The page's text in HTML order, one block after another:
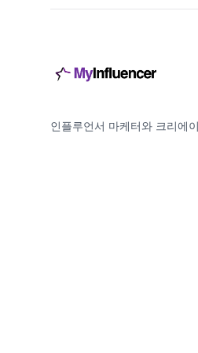
인플루언서 마케터와 크리에